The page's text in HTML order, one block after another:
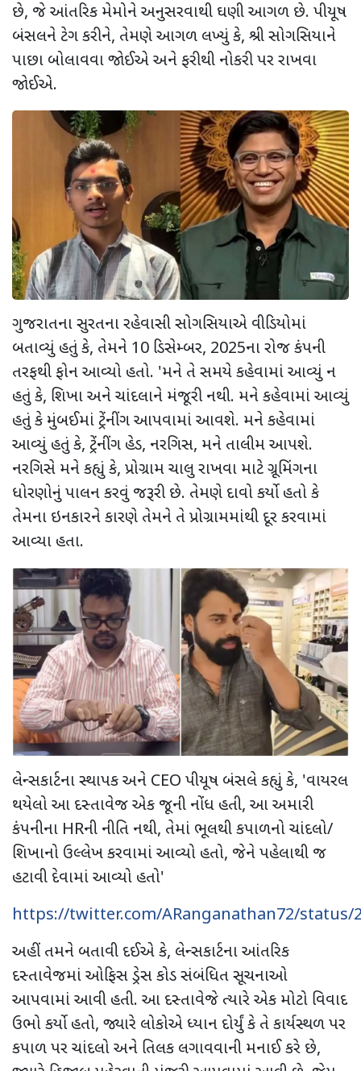
છે, જે આંતરિક મેમોને અનુસરવાથી ઘણી આગળ છે. પીયૂષ
બંસલને ટેગ કરીને, તેમણે આગળ લખ્યું કે, શ્રી સોગસિયાને
પાછા બોલાવવા જોઈએ અને ફરીથી નોકરી પર રાખવા
જોઈએ.
ગુજરાતના સુરતના રહેવાસી સોગસિયાએ વીડિયોમાં
બતાવ્યું હતું કે, તેમને 10 ડિસેમ્બર, 2025ના રોજ કંપની
તરફથી ફોન આવ્યો હતો. 'મને તે સમયે કહેવામાં આવ્યું ન
હતું કે, શિખા અને ચાંદલાને મંજૂરી નથી. મને કહેવામાં આવ્યું
હતું કે મુંબઈમાં ટ્રેંનીંગ આપવામાં આવશે. મને કહેવામાં
આવ્યું હતું કે, ટ્રેંનીંગ હેડ, નરગિસ, મને તાલીમ આપશે.
નરગિસે મને કહ્યું કે, પ્રોગ્રામ ચાલુ રાખવા માટે ગ્રૂમિંગના
ધોરણોનું પાલન કરવું જરૂરી છે. તેમણે દાવો કર્યો હતો કે
તેમના ઇનકારને કારણે તેમને તે પ્રોગ્રામમાંથી દૂર કરવામાં
આવ્યા હતા.
લેન્સકાર્ટના સ્થાપક અને CEO પીયૂષ બંસલે કહ્યું કે, 'વાયરલ
થયેલો આ દસ્તાવેજ એક જૂની નોંધ હતી, આ અમારી
કંપનીના HRની નીતિ નથી, તેમાં ભૂલથી કપાળનો ચાંદલો/
શિખાનો ઉલ્લેખ કરવામાં આવ્યો હતો, જેને પહેલાથી જ
હટાવી દેવામાં આવ્યો હતો'
https://twitter.com/ARanganathan72/status/
અહીં તમને બતાવી દઈએ કે, લેન્સકાર્ટના આંતરિક
દસ્તાવેજમાં ઓફિસ ડ્રેસ કોડ સંબંધિત સૂચનાઓ
આપવામાં આવી હતી. આ દસ્તાવેજે ત્યારે એક મોટો વિવાદ
ઉભો કર્યો હતો, જ્યારે લોકોએ ધ્યાન દોર્યું કે તે કાર્યસ્થળ પર
કપાળ પર ચાંદલો અને તિલક લગાવવાની મનાઈ કરે છે,